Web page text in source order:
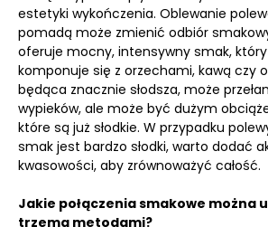
estetyki wykończenia. Oblewanie
pomadą może zmienić odbiór
oferuje mocny, intensywny smak,
komponuje się z orzechami, kawą czy
będąca znacznie słodsza, może
wypieków, ale może być dużym
które są już słodkie. W przypadku
smak jest bardzo słodki, warto dodać
kwasowości, aby zrównoważyć całość.
Jakie połączenia smakowe można
trzema metodami?